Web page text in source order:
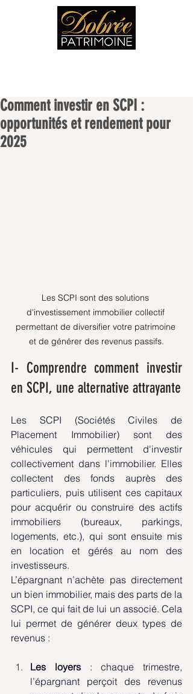
Comment investir en SCPI :
opportunités et rendement pour
2025
Les SCPI sont des solutions
d'investissement immobilier collectif
permettant de diversifier votre patrimoine
et de générer des revenus passifs.
I- Comprendre comment investir
en SCPI, une alternative attrayante
Les SCPI (Sociétés Civiles de
Placement Immobilier) sont des
véhicules qui permettent d'investir
collectivement dans l'immobilier. Elles
collectent des fonds auprès des
particuliers, puis utilisent ces capitaux
pour acquérir ou construire des actifs
immobiliers (bureaux, parkings,
logements, etc.), qui sont ensuite mis
en location et gérés au nom des
investisseurs.
L’épargnant n’achète pas directement
un bien immobilier, mais des parts de la
SCPI, ce qui fait de lui un associé. Cela
lui permet de générer deux types de
revenus :
Les loyers : chaque trimestre,
l’épargnant perçoit des revenus